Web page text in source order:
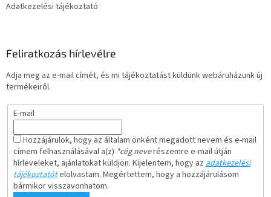
Adatkezelési tájékoztató
Feliratkozás hírlevélre
Adja meg az e-mail címét, és mi tájékoztatást küldünk webáruházunk új
termékeiről.
E-mail
Hozzájárulok, hogy az általam önként megadott nevem és e-mail
címem felhasználásával a(z) *cég neverészemre e-mail útján
hírleveleket, ajánlatokat küldjön. Kijelentem, hogy azadatkezelési
tájékoztatótelolvastam. Megértettem, hogy a hozzájárulásom
bármikor visszavonhatom.